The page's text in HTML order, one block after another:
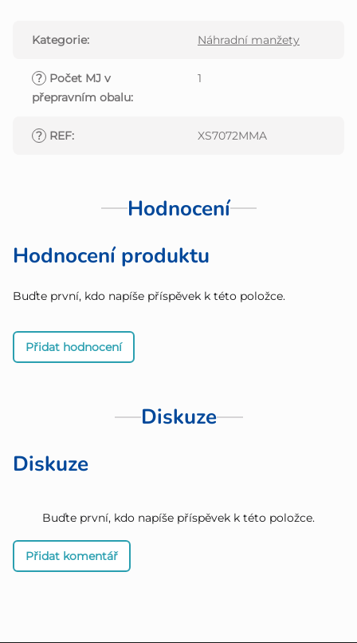
Kategorie: Náhradní manžety
? Počet MJ v
přepravním obalu:
1
? REF: XS7072MMA
Hodnocení
Hodnocení produktu
Buďte první, kdo napíše příspěvek k této položce.
Přidat hodnocení
Diskuze
Diskuze
Buďte první, kdo napíše příspěvek k této položce.
Přidat komentář